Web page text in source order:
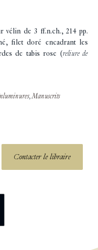
vélin de 3 ff.n.ch., 214 pp.
filet doré encadrant les
de tabis rose (reliure de
, Manuscrits
Contacter le libraire